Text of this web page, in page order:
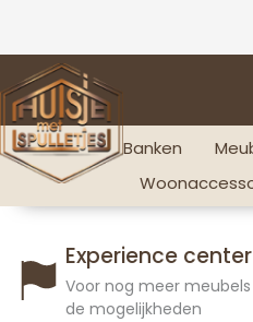
inhoud
Banken
Experience center
Voor nog meer
de mogelijkheden